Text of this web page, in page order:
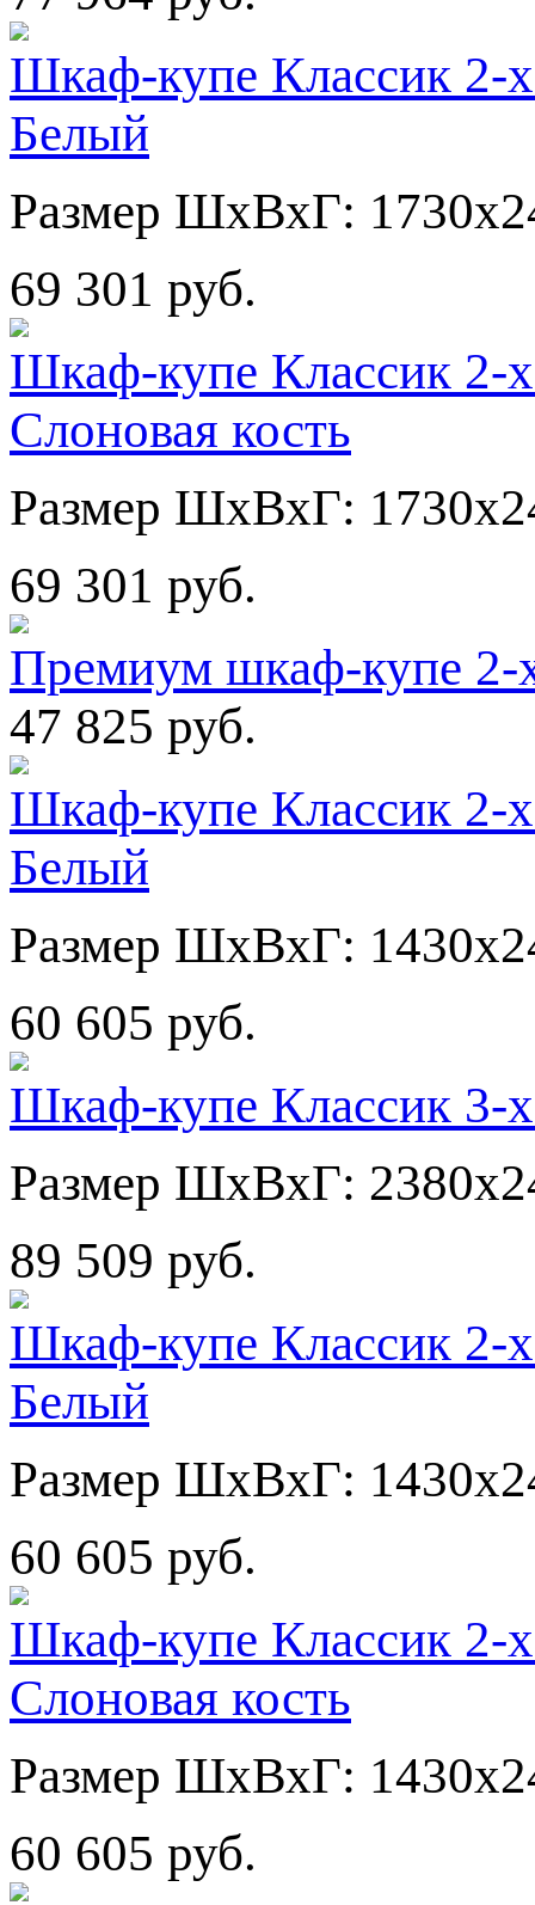
Шкаф-купе Классик 2-
Белый
Размер ШхВхГ:
69 301 руб.
Шкаф-купе Классик 2-
Слоновая кость
Размер ШхВхГ:
69 301 руб.
Премиум шкаф-купе
47 825 руб.
Шкаф-купе Классик 2-
Белый
Размер ШхВхГ:
60 605 руб.
Шкаф-купе Классик 3-
Размер ШхВхГ:
89 509 руб.
Шкаф-купе Классик 2-
Белый
Размер ШхВхГ:
60 605 руб.
Шкаф-купе Классик 2-
Слоновая кость
Размер ШхВхГ:
60 605 руб.